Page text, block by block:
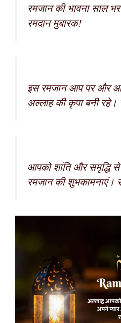
रमजान की भावना साल
रमदान मुबारक!
इस रमजान आप पर और
अल्लाह की कृपा बनी रहे।
आपको शांति और समृद्धि
रमजान की शुभकामनाएं।